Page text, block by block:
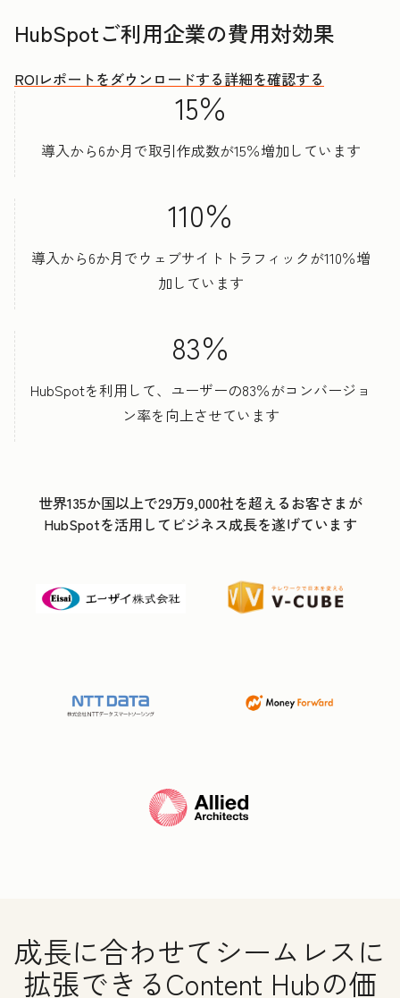
HubSpotご利用企業の費用対効果
ROIレポートをダウンロードする詳細を確認する
15％
導入から6か月で取引作成数が15％増加しています
110％
導入から6か月でウェブサイトトラフィックが110％増
加しています
83％
HubSpotを利用して、ユーザーの83％がコンバージョ
ン率を向上させています
世界135か国以上で29万9,000社を超えるお客さまが
HubSpotを活用してビジネス成長を遂げています
成長に合わせてシームレスに
拡張できるContent Hubの価